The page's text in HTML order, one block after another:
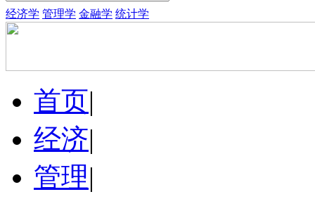
经济学 管理学 金融学 统计学
首页|
经济|
管理|